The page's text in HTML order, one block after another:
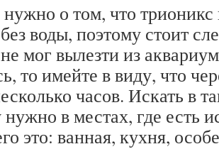
о том, что трионикс
воды, поэтому стоит
мог вылезти из
то имейте в виду, что
часов. Искать в
нужно в местах, где есть
это: ванная, кухня,